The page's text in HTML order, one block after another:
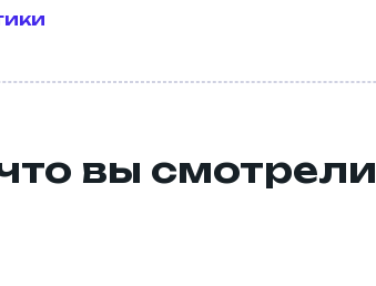
вы смотрели